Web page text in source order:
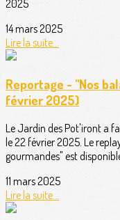
2025
14 mars 2025
Lire la suite...
Reportage - "Nos
février 2025)
Le Jardin des Pot'iront a
le 22 février 2025. Le
gourmandes" est
11 mars 2025
Lire la suite...